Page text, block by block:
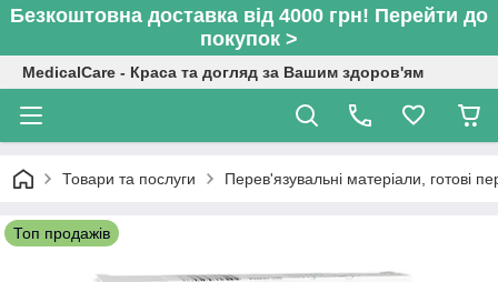
Безкоштовна доставка від 4000 грн! Перейти до
покупок >
MedicalCare - Краса та догляд за Вашим здоров'ям
Товари та послуги Перев'язувальні матеріали, готові
Топ продажів